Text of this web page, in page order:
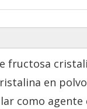
fructosa
en
como agente